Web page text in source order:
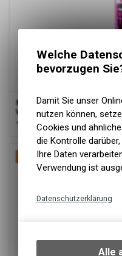
Muc Off High Performance
18,99 EUR
-15%
Welche
bevorzugen
Damit Sie unser
nutzen können,
Cookies und
die Kontrolle
Ihre Daten
Verwendung ist
Datenschutzerklärung
Alle